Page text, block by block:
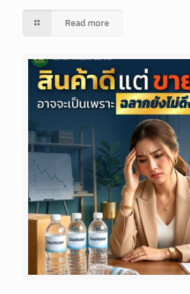
Read more